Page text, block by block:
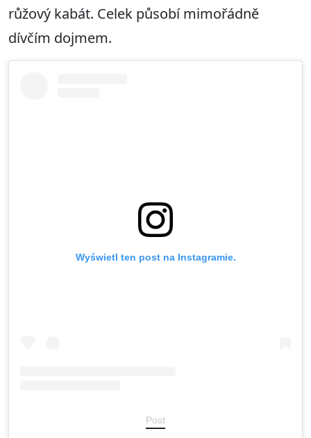
růžový kabát. Celek působí mimořádně
dívčím dojmem.
Wyświetl ten post na Instagramie.
Post